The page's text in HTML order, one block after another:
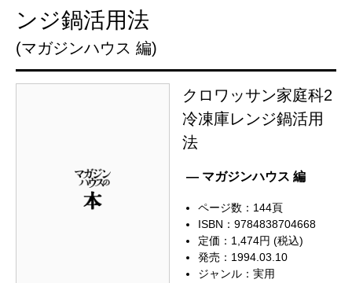
ンジ鍋活用法
(マガジンハウス 編)
クロワッサン家庭科2
冷凍庫レンジ鍋活用
法
— マガジンハウス 編
ページ数：144頁
ISBN：9784838704668
定価：1,474円 (税込)
発売：1994.03.10
ジャンル：実用